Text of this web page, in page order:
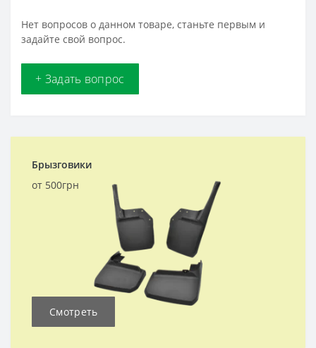
Нет вопросов о данном товаре, станьте первым и
задайте свой вопрос.
+ Задать вопрос
Брызговики
от 500грн
Смотреть